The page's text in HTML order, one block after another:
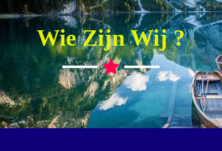
Wie Zijn Wij ?